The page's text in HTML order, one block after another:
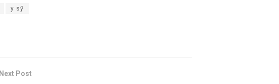
y sỹ
Next Post